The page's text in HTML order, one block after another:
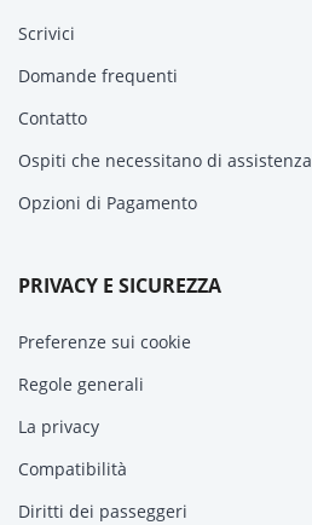
Scrivici
Domande frequenti
Contatto
Ospiti che necessitano di assistenza
Opzioni di Pagamento
PRIVACY E SICUREZZA
Preferenze sui cookie
Regole generali
La privacy
Compatibilità
Diritti dei passeggeri